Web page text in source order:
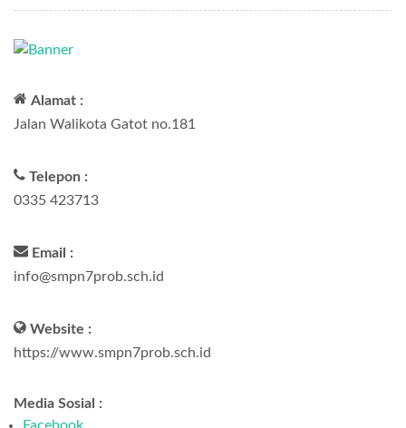
Alamat :
Jalan Walikota Gatot no.181
Telepon :
0335 423713
Email :
info@smpn7prob.sch.id
Website :
https://www.smpn7prob.sch.id
Media Sosial :